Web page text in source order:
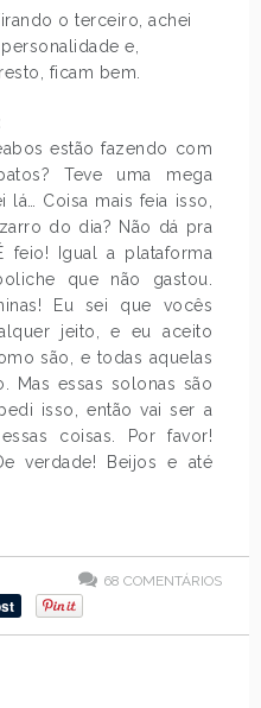
o terceiro, achei
e,
ficam bem.
estão fazendo com
Teve uma mega
lá… Coisa mais feia isso,
do dia? Não dá pra
feio! Igual a plataforma
que não gastou.
Eu sei que vocês
jeito, e eu aceito
são, e todas aquelas
Mas essas solonas são
isso, então vai ser a
coisas. Por favor!
verdade! Beijos e até
68 COMENTÁRIOS